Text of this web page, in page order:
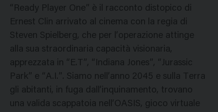
“Ready Player One” è il racconto distopico di
Ernest Clin arrivato al cinema con la regia di
Steven Spielberg, che per l’operazione attinge
alla sua straordinaria capacità visionaria,
apprezzata in “E.T”, “Indiana Jones”, “Jurassic
Park” e “A.I.”. Siamo nell’anno 2045 e sulla Terra
gli abitanti, in fuga dall’inquinamento, trovano
una valida scappatoia nell’OASIS, gioco virtuale